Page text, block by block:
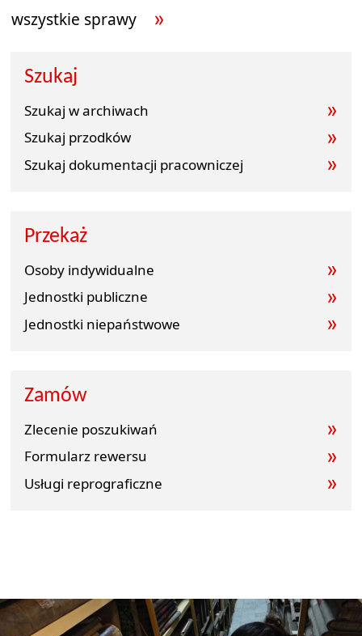
wszystkie sprawy
Szukaj
Szukaj w archiwach
Szukaj przodków
Szukaj dokumentacji pracowniczej
Przekaż
Osoby indywidualne
Jednostki publiczne
Jednostki niepaństwowe
Zamów
Zlecenie poszukiwań
Formularz rewersu
Usługi reprograficzne